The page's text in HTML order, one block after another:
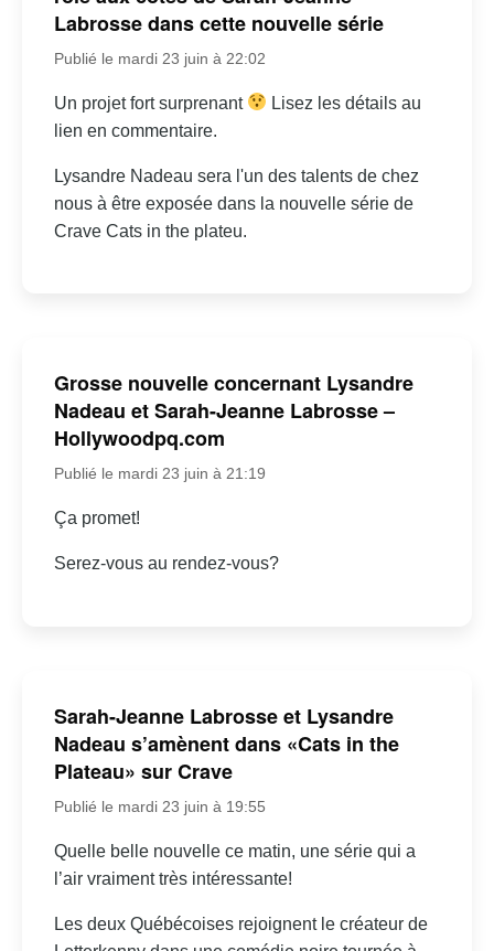
Labrosse dans cette nouvelle série
Publié le mardi 23 juin à 22:02
Un projet fort surprenant
Lisez les détails au
lien en commentaire.
Lysandre Nadeau sera l'un des talents de chez
nous à être exposée dans la nouvelle série de
Crave Cats in the plateu.
Grosse nouvelle concernant Lysandre
Nadeau et Sarah-Jeanne Labrosse –
Hollywoodpq.com
Publié le mardi 23 juin à 21:19
Ça promet!
Serez-vous au rendez-vous?
Sarah-Jeanne Labrosse et Lysandre
Nadeau s’amènent dans «Cats in the
Plateau» sur Crave
Publié le mardi 23 juin à 19:55
Quelle belle nouvelle ce matin, une série qui a
l’air vraiment très intéressante!
Les deux Québécoises rejoignent le créateur de